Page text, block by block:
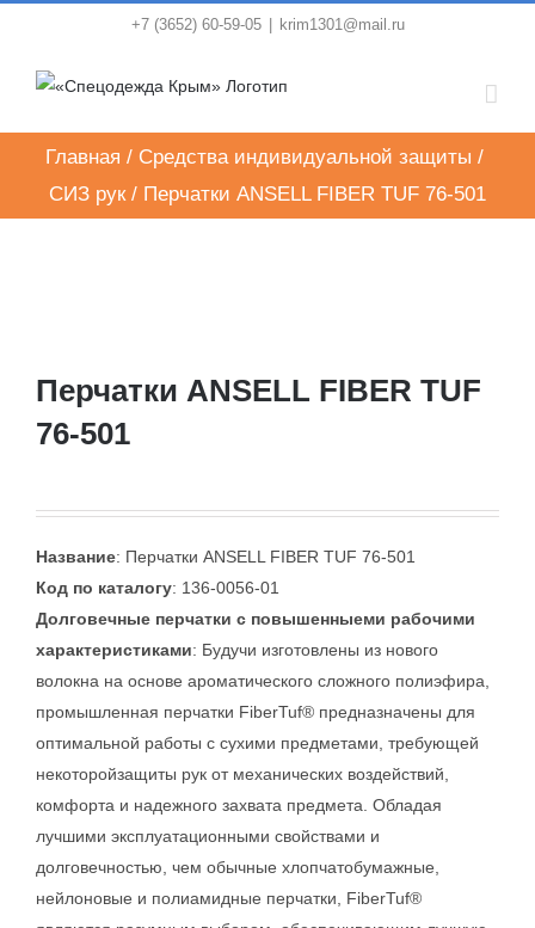
content
+7 (3652) 60-59-05 krim1301@mail.ru
Главная / Средства индивидуальной защиты /
СИЗ рук / Перчатки ANSELL FIBER TUF 76-501
Перчатки ANSELL FIBER TUF
76-501
Название: Перчатки ANSELL FIBER TUF 76-501
Код по каталогу: 136-0056-01
Долговечные перчатки с повышенныеми рабочими
характеристиками: Будучи изготовлены из нового
волокна на основе ароматического сложного полиэфира,
промышленная перчатки FiberTuf® предназначены для
оптимальной работы с сухими предметами, требующей
некоторойзащиты рук от механических воздействий,
комфорта и надежного захвата предмета. Обладая
лучшими эксплуатационными свойствами и
долговечностью, чем обычные хлопчатобумажные,
нейлоновые и полиамидные перчатки, FiberTuf®